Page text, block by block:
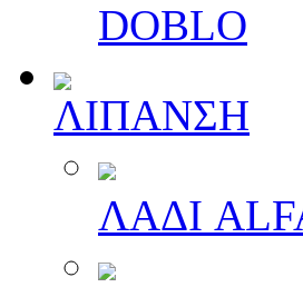
DOBLO
ΛΙΠΑΝΣΗ
ΛΑΔΙ